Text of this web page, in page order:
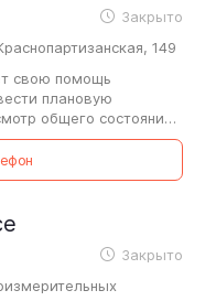
Закрыто
149
свою помощь
плановую
общего состояния
подвески,…
Закрыто